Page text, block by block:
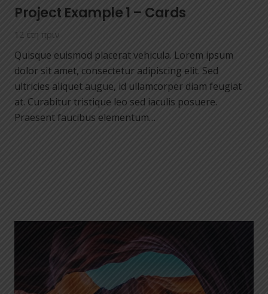
Project Example 1 – Cards
12 έτη πριν
Quisque euismod placerat vehicula. Lorem ipsum
dolor sit amet, consectetur adipiscing elit. Sed
ultricies aliquet augue, id ullamcorper diam feugiat
at. Curabitur tristique leo sed iaculis posuere.
Praesent faucibus elementum…